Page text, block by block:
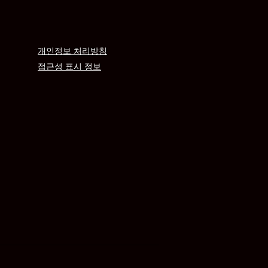
개인정보 처리방침
접근성 표시 정보